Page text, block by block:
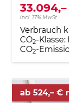
incl. 17% MwSt.
Verbrauch
CO2-Klasse:
CO2-
ab 524,– €